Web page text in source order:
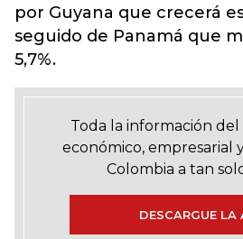
por Guyana que crecerá
seguido de Panamá que
5,7%.
Toda la información
económico, empresarial
Colombia a tan
DESCARGUE LA